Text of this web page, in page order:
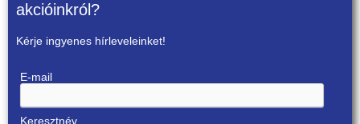
akcióinkról?
Kérje ingyenes hírleveleinket!
E-mail
Keresztnév